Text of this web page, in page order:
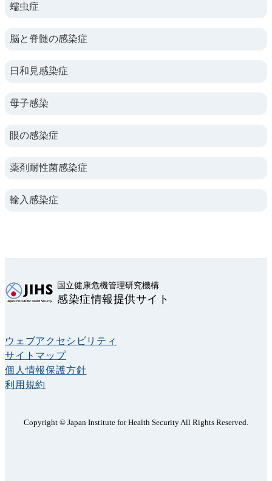
蠕虫症
脳と脊髄の感染症
日和見感染症
母子感染
眼の感染症
薬剤耐性菌感染症
輸入感染症
国立健康危機管理研究機構
感染症情報提供サイト
ウェブアクセシビリティ
サイトマップ
個人情報保護方針
利用規約
Copyright © Japan Institute for Health Security All Rights Reserved.